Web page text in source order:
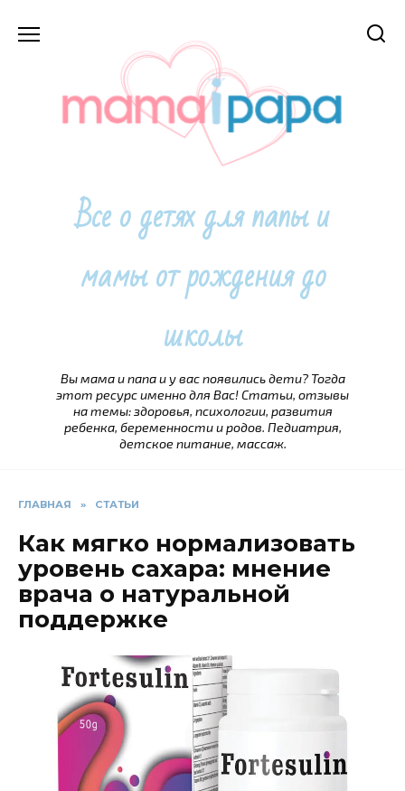
Все о детях для папы и
мамы от рождения до
школы
Вы мама и папа и у вас появились дети? Тогда
этот ресурс именно для Вас! Статьи, отзывы
на темы: здоровья, психологии, развития
ребенка, беременности и родов. Педиатрия,
детское питание, массаж.
ГЛАВНАЯ » СТАТЬИ
Как мягко нормализовать
уровень сахара: мнение
врача о натуральной
поддержке